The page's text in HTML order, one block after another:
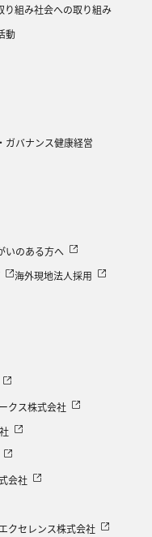
り組み社会への取り組み
動
ガバナンス健康経営
いのある方へ
海外現地法人採用
クス株式会社
会社
クセレンス株式会社